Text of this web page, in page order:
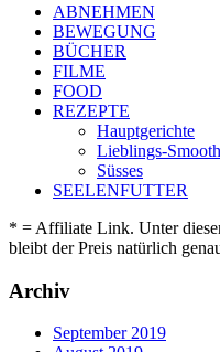
ABNEHMEN
BEWEGUNG
BÜCHER
FILME
FOOD
REZEPTE
Hauptgerichte
Lieblings-
Süsses
SEELENFUTTER
* = Affiliate Link. Unter
bleibt der Preis natürlich
Archiv
September 2019